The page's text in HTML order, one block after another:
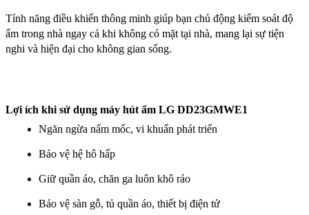
Tính năng điều khiển thông minh giúp bạn chủ động kiểm soát độ
ẩm trong nhà ngay cả khi không có mặt tại nhà, mang lại sự tiện
nghi và hiện đại cho không gian sống.
Lợi ích khi sử dụng máy hút ẩm LG DD23GMWE1
Ngăn ngừa nấm mốc, vi khuẩn phát triển
Bảo vệ hệ hô hấp
Giữ quần áo, chăn ga luôn khô ráo
Bảo vệ sàn gỗ, tủ quần áo, thiết bị điện tử